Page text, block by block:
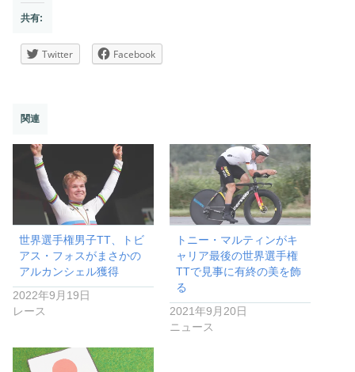
共有:
Twitter Facebook
関連
世界選手権男子TT、トビ
アス・フォスがまさかの
アルカンシェル獲得
2022年9月19日
レース
トニー・マルティンがキ
ャリア最後の世界選手権
TTで見事に有終の美を飾
る
2021年9月20日
ニュース